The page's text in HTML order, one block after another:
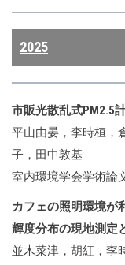
2025
市販光散乱式PM2.5
平山由晏，李時桓，
子，田中敦基
室内環境学会学術論
カフェの照明環境が
輝度分布の現地測定
並木菜津，胡紅，李